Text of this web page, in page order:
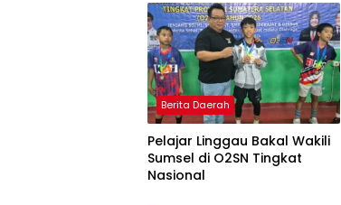
Berita Daerah
Pelajar Linggau Bakal Wakili
Sumsel di O2SN Tingkat
Nasional